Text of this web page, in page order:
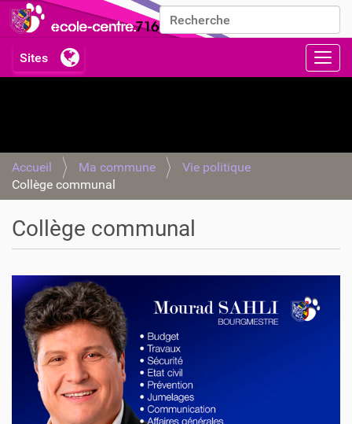
Chercher par
Recherche avancée…
Accueil Ma commune
Vie politique
Collège communal
Collège communal